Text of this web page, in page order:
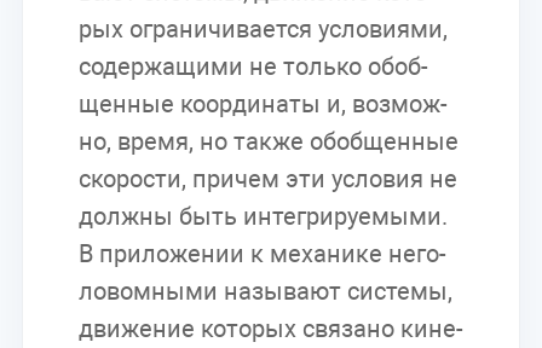
рых огра­ни­чи­ва­ет­ся усло­ви­я­ми,
со­дер­жа­щи­ми не толь­ко обоб­
щен­ные ко­ор­ди­на­ты и, воз­мож­
но, вре­мя, но так­же обоб­щен­ные
ско­ро­сти, при­чем эти усло­вия не
долж­ны быть ин­те­гри­ру­е­мы­ми.
В при­ло­же­нии к ме­ха­ни­ке него­
ло­вом­ны­ми на­зы­ва­ют си­сте­мы,
дви­же­ние ко­то­рых свя­за­но ки­не­